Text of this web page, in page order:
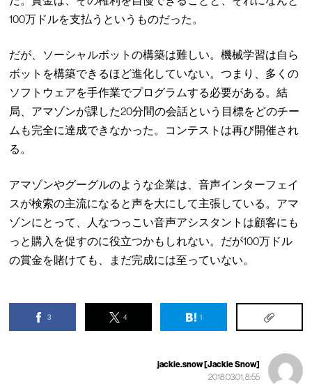
100万ドルを支払うというものだった。
だが、ソーシャルボットの構築は難しい。機械学習は自ら
ボットを構築できるほど進化していない。つまり、多くの
ソフトウェアを手作業でプログラムする必要がある。結
局、アマゾンが課した20分間の会話という目標をどのチー
ムも完全に達成できなかった。コンテストは再び開催され
る。
アマゾンやグーグルのような企業は、音声インターフェイ
スが検索の主流になると声を大にして主張している。アマ
ゾンにとって、人なつっこい音声アシスタントは顧客にも
っと購入を促すのに役立つかもしれない。だが100万ドル
の賞金を賭けても、まだ完成には至っていない。
3 4 1
jackie.snow [Jackie Snow]
2018.03.01, 8:55